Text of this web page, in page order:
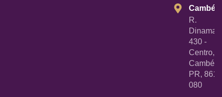
Cambé
R.
430 -
Centro,
Cambé -
PR,
080